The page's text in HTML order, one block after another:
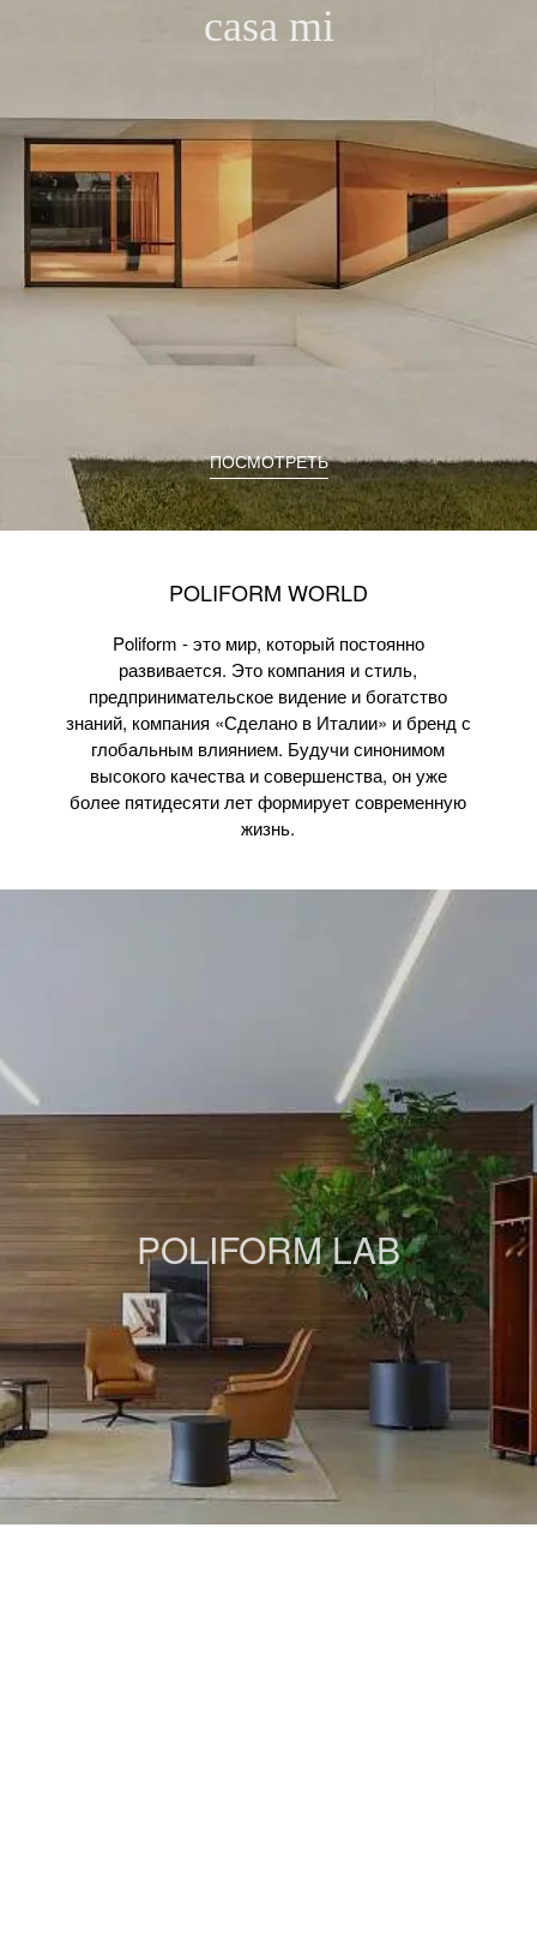
casa mi
ПОСМОТРЕТЬ
POLIFORM WORLD
Poliform - это мир, который постоянно
развивается. Это компания и стиль,
предпринимательское видение и богатство
знаний, компания «Сделано в Италии» и бренд с
глобальным влиянием. Будучи синонимом
высокого качества и совершенства, он уже
более пятидесяти лет формирует современную
жизнь.
POLIFORM LAB